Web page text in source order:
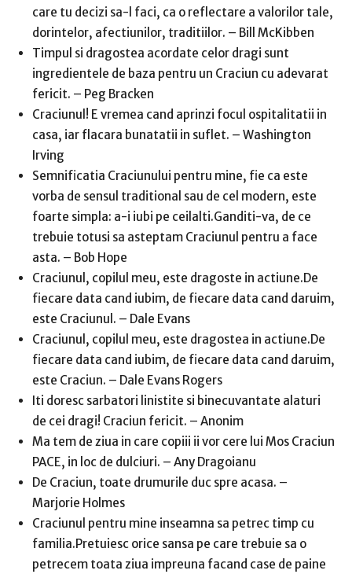
care tu decizi sa-l faci, ca o reflectare a valorilor tale,
dorintelor, afectiunilor, traditiilor. – Bill McKibben
Timpul si dragostea acordate celor dragi sunt
ingredientele de baza pentru un Craciun cu adevarat
fericit. – Peg Bracken
Craciunul! E vremea cand aprinzi focul ospitalitatii in
casa, iar flacara bunatatii in suflet. – Washington
Irving
Semnificatia Craciunului pentru mine, fie ca este
vorba de sensul traditional sau de cel modern, este
foarte simpla: a-i iubi pe ceilalti.Ganditi-va, de ce
trebuie totusi sa asteptam Craciunul pentru a face
asta. – Bob Hope
Craciunul, copilul meu, este dragoste in actiune.De
fiecare data cand iubim, de fiecare data cand daruim,
este Craciunul. – Dale Evans
Craciunul, copilul meu, este dragostea in actiune.De
fiecare data cand iubim, de fiecare data cand daruim,
este Craciun. – Dale Evans Rogers
Iti doresc sarbatori linistite si binecuvantate alaturi
de cei dragi! Craciun fericit. – Anonim
Ma tem de ziua in care copiii ii vor cere lui Mos Craciun
PACE, in loc de dulciuri. – Any Dragoianu
De Craciun, toate drumurile duc spre acasa. –
Marjorie Holmes
Craciunul pentru mine inseamna sa petrec timp cu
familia.Pretuiesc orice sansa pe care trebuie sa o
petrecem toata ziua impreuna facand case de paine